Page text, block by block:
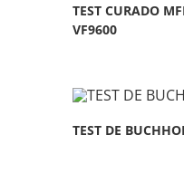
TEST CURADO
VF9600
TEST DE